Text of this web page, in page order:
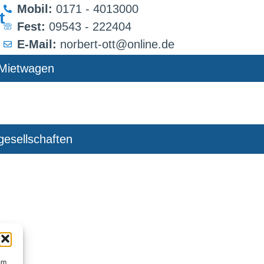
Mobil: 0171 - 4013000
Fest: 09543 - 222404
E-Mail: norbert-ott@online.de